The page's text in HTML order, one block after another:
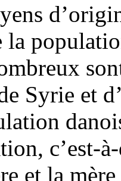
la
Syrie et
c’est-
et la